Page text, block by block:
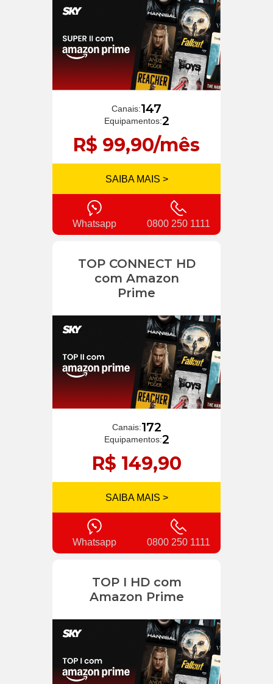
Canais:147
Equipamentos:2
R$ 99,90/mês
SAIBA MAIS >
Whatsapp 0800 250 1111
TOP CONNECT HD
com Amazon
Prime
Canais:172
Equipamentos:2
R$ 149,90
SAIBA MAIS >
Whatsapp 0800 250 1111
TOP I HD com
Amazon Prime